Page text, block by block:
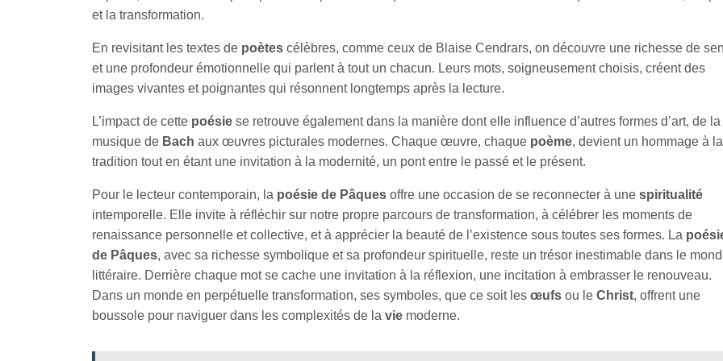
et la transformation.
En revisitant les textes de poètes célèbres, comme ceux de Blaise Cendrars, on découvre une richesse de
et une profondeur émotionnelle qui parlent à tout un chacun. Leurs mots, soigneusement choisis, créent des
images vivantes et poignantes qui résonnent longtemps après la lecture.
L’impact de cette poésie se retrouve également dans la manière dont elle influence d’autres formes d’art, de la
musique de Bach aux œuvres picturales modernes. Chaque œuvre, chaque poème, devient un hommage à la
tradition tout en étant une invitation à la modernité, un pont entre le passé et le présent.
Pour le lecteur contemporain, la poésie de Pâques offre une occasion de se reconnecter à une spiritualité
intemporelle. Elle invite à réfléchir sur notre propre parcours de transformation, à célébrer les moments de
renaissance personnelle et collective, et à apprécier la beauté de l’existence sous toutes ses formes. La
de Pâques, avec sa richesse symbolique et sa profondeur spirituelle, reste un trésor inestimable dans le
littéraire. Derrière chaque mot se cache une invitation à la réflexion, une incitation à embrasser le renouveau.
Dans un monde en perpétuelle transformation, ses symboles, que ce soit les œufs ou le Christ, offrent une
boussole pour naviguer dans les complexités de la vie moderne.